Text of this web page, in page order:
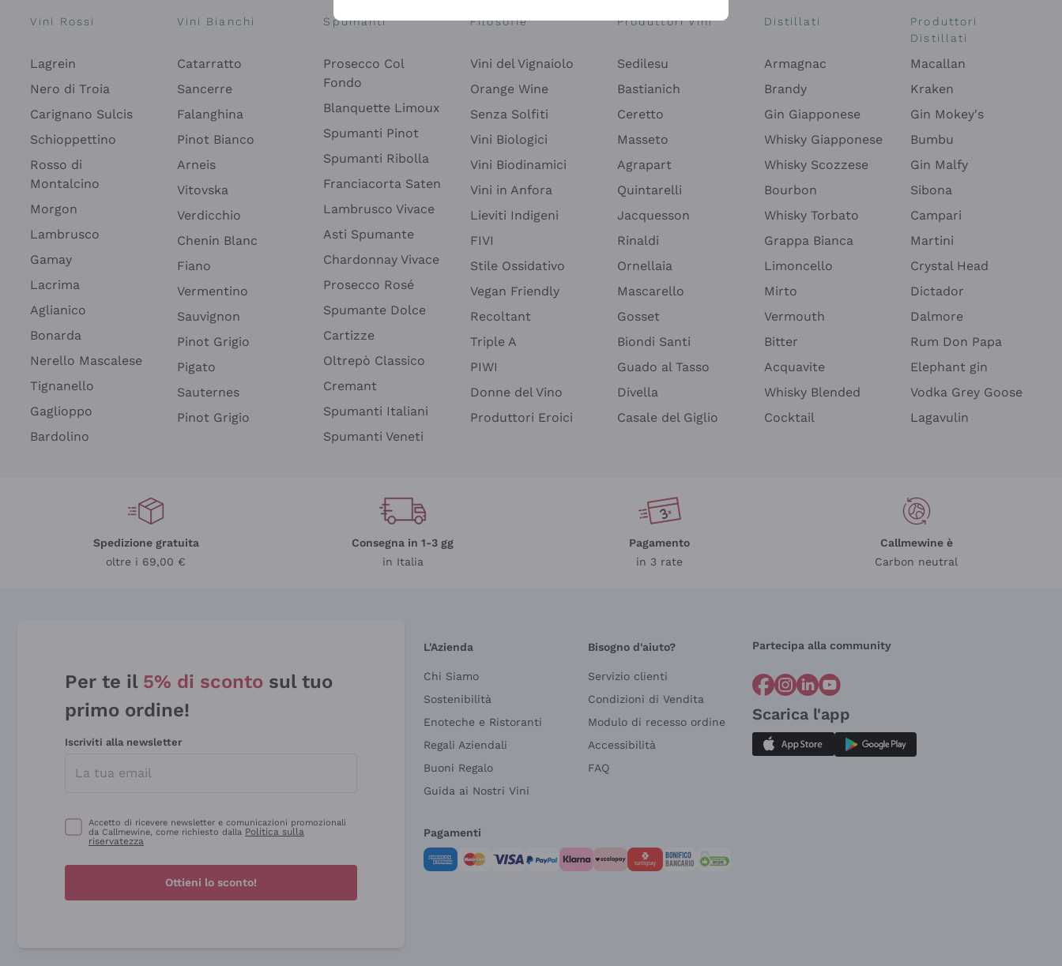
Vini Rossi
Lagrein
Nero di Troia
Carignano Sulcis
Schioppettino
Rosso di
Montalcino
Morgon
Lambrusco
Gamay
Lacrima
Aglianico
Bonarda
Nerello Mascalese
Tignanello
Gaglioppo
Bardolino
Vini Bianchi
Catarratto
Sancerre
Falanghina
Pinot Bianco
Arneis
Vitovska
Verdicchio
Chenin Blanc
Fiano
Vermentino
Sauvignon
Pinot Grigio
Pigato
Sauternes
Pinot Grigio
Spumanti
Prosecco Col
Fondo
Blanquette Limoux
Spumanti Pinot
Spumanti Ribolla
Franciacorta Saten
Lambrusco Vivace
Asti Spumante
Chardonnay Vivace
Prosecco Rosé
Spumante Dolce
Cartizze
Oltrepò Classico
Cremant
Spumanti Italiani
Spumanti Veneti
Filosofie
Vini del Vignaiolo
Orange Wine
Senza Solfiti
Vini Biologici
Vini Biodinamici
Vini in Anfora
Lieviti Indigeni
FIVI
Stile Ossidativo
Vegan Friendly
Recoltant
Triple A
PIWI
Donne del Vino
Produttori Eroici
Produttori Vini
Sedilesu
Bastianich
Ceretto
Masseto
Agrapart
Quintarelli
Jacquesson
Rinaldi
Ornellaia
Mascarello
Gosset
Biondi Santi
Guado al Tasso
Divella
Casale del Giglio
Distillati
Armagnac
Brandy
Gin Giapponese
Whisky Giapponese
Whisky Scozzese
Bourbon
Whisky Torbato
Grappa Bianca
Limoncello
Mirto
Vermouth
Bitter
Acquavite
Whisky Blended
Cocktail
Produttori
Distillati
Macallan
Kraken
Gin Mokey's
Bumbu
Gin Malfy
Sibona
Campari
Martini
Crystal Head
Dictador
Dalmore
Rum Don Papa
Elephant gin
Vodka Grey Goose
Lagavulin
Spedizione gratuita
oltre i 69,00 €
Consegna in 1-3 gg
in Italia
Pagamento
in 3 rate
Callmewine è
Carbon neutral
Per te il 5% di sconto sul tuo
primo ordine!
Iscriviti alla newsletter
Accetto di ricevere newsletter e comunicazioni promozionali
da Callmewine, come richiesto dalla Politica sulla
riservatezza
Ottieni lo sconto!
L'Azienda
Chi Siamo
Sostenibilità
Enoteche e Ristoranti
Regali Aziendali
Buoni Regalo
Guida ai Nostri Vini
Bisogno d'aiuto?
Servizio clienti
Condizioni di Vendita
Modulo di recesso ordine
Accessibilità
FAQ
Partecipa alla community
Scarica l'app
Pagamenti